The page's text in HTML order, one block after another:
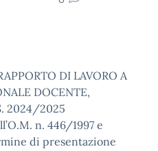
DI LAVORO A
DOCENTE,
2024/2025
n. 446/1997 e
di presentazione